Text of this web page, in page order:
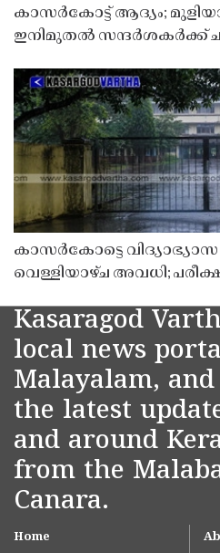
കാസർകോട്ട് ആദ്യം;
ഇനിമുതൽ സന്ദർശകർക്ക്
കാസർകോട്ടെ
വെള്ളിയാഴ്ച അവധി;
Kasaragod
local news
Malayalam,
the latest
and around
from the
Canara.
Home